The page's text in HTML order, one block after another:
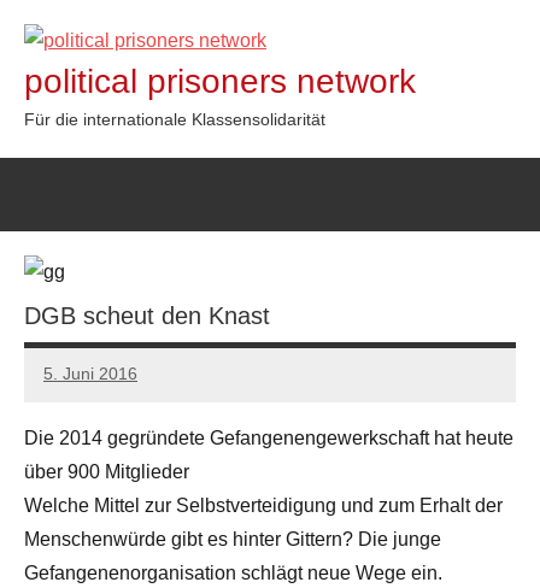
Inhalt
springen
political prisoners network
Für die internationale Klassensolidarität
DGB scheut den Knast
5. Juni 2016
admin
Die 2014 gegründete Gefangenengewerkschaft hat heute
über 900 Mitglieder
Welche Mittel zur Selbstverteidigung und zum Erhalt der
Menschenwürde gibt es hinter Gittern? Die junge
Gefangenenorganisation schlägt neue Wege ein.